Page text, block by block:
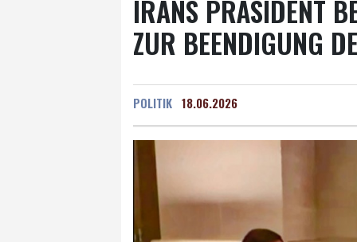
IRANS PRÄSIDENT
ZUR BEENDIGUNG
POLITIK 18.06.2026